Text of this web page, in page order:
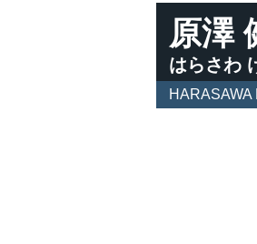
原澤
はらさわ
HARASAWA